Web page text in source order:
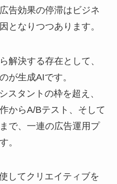
告効果の停滞はビジネ
となりつつあります。
解決する存在として、
が生成AIです。
スタントの枠を超え、
からA/Bテスト、そして
で、一連の広告運用プ
。
してクリエイティブを